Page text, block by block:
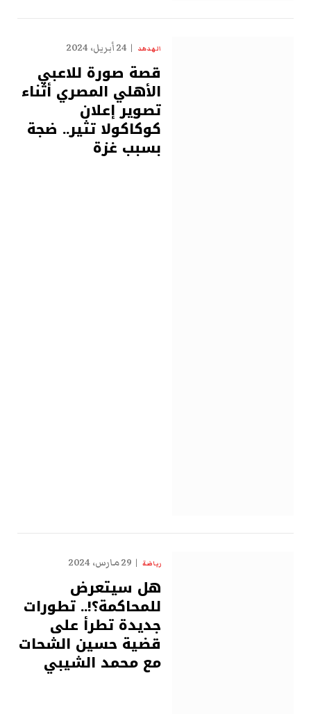
الهدهد 24 أبريل، 2024
قصة صورة للاعبي
الأهلي المصري أثناء
تصوير إعلان
كوكاكولا تثير.. ضجة
بسبب غزة
رياضة 29 مارس، 2024
هل سيتعرض
للمحاكمة؟!.. تطورات
جديدة تطرأ على
قضية حسين الشحات
مع محمد الشيبي